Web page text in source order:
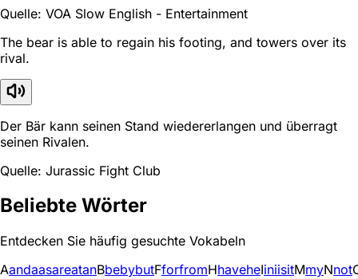
Quelle: VOA Slow English - Entertainment
The bear is able to regain his footing, and towers over its
rival.
Der Bär kann seinen Stand wiedererlangen und überragt
seinen Rivalen.
Quelle: Jurassic Fight Club
Beliebte Wörter
Entdecken Sie häufig gesuchte Vokabeln
AandaasareatanBbebybutFforfromHhaveheIiniisitMmyNnot